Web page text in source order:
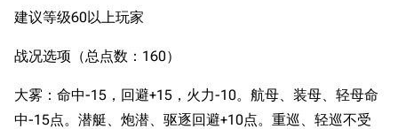
建议等级60以上玩家
战况选项（总点数：160）
大雾：命中-15，回避+15，火力-10。航母、装母、轻母命
中-15点。潜艇、炮潜、驱逐回避+10点。重巡、轻巡不受